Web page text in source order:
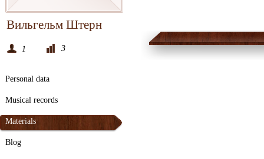
Вильгельм Штерн
1 3
Personal data
Musical records
Materials
Blog